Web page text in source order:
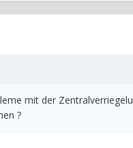
mit der
?